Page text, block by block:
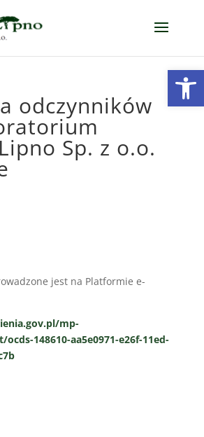
odczynników
Sp. z o.o.
jest na Platformie e-
mp-
148610-aa5e0971-e26f-11ed-